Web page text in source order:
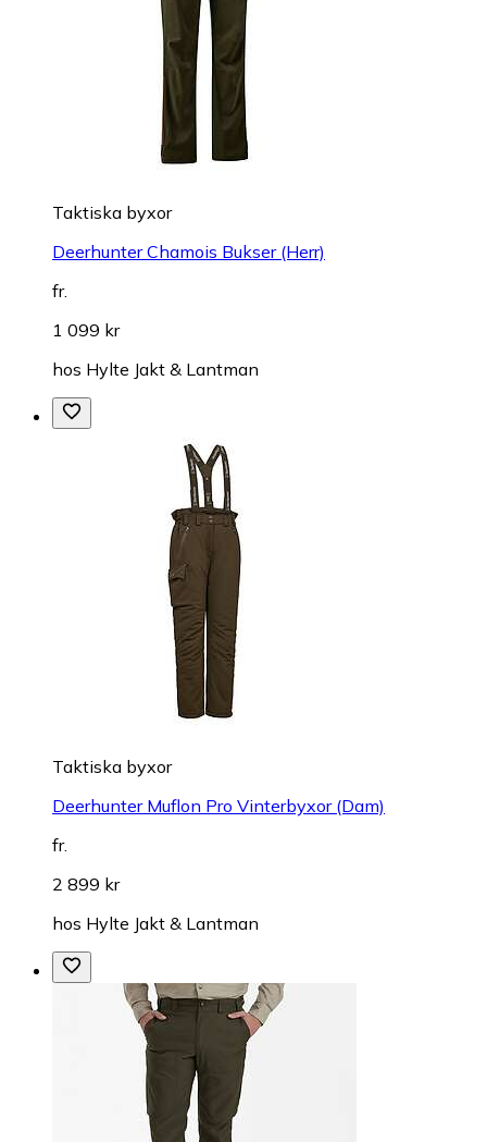
Taktiska byxor
Deerhunter Chamois Bukser (Herr)
fr.
1 099 kr
hos Hylte Jakt & Lantman
Taktiska byxor
Deerhunter Muflon Pro Vinterbyxor (Dam)
fr.
2 899 kr
hos Hylte Jakt & Lantman